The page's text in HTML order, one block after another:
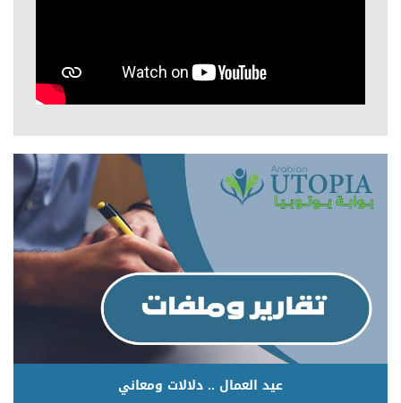
عيد العمال .. دلالات ومعاني